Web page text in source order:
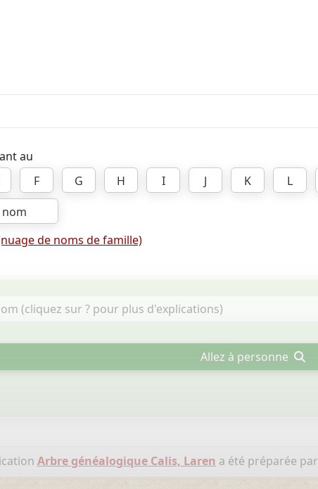
au
F G H I J K L
nom
de noms de famille)
Allez à personne
Arbre généalogique Calis, Laren a été préparée par